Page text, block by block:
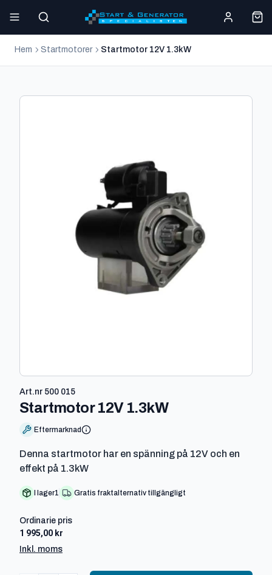
Hem Startmotorer Startmotor 12V 1.3kW
Art.nr 500 015
Startmotor 12V 1.3kW-
Eftermarknad
Denna startmotor har en spänning på 12V och en
effekt på 1.3kW
I lager1 Gratis fraktalternativ tillgängligt
Ordinarie pris
1 995,00 kr
Inkl. moms